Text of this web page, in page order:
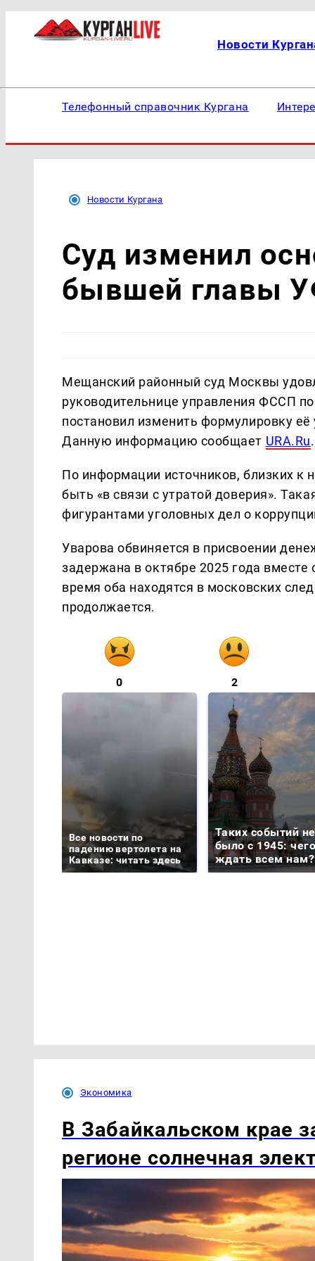
Новости
Телефонный справочник Кургана
Новости Кургана
Суд изменил
бывшей главы
Мещанский районный суд Москвы
руководительнице управления ФССП
постановил изменить формулировку
Данную информацию сообщает URA.Ru.
По информации источников, близких к
быть «в связи с утратой доверия».
фигурантами уголовных дел о
Уварова обвиняется в присвоении
задержана в октябре 2025 года
время оба находятся в московских
продолжается.
0 2
Все новости по
падению вертолета на
Кавказе: читать здесь
Таких событий не
было с 1945:
ждать всем нам?
Экономика
В Забайкальском крае
регионе солнечная